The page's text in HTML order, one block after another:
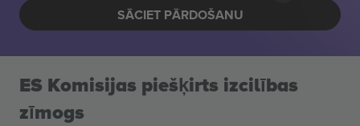
SĀCIET PĀRDOŠANU
ES Komisijas piešķirts izcilības
zīmogs